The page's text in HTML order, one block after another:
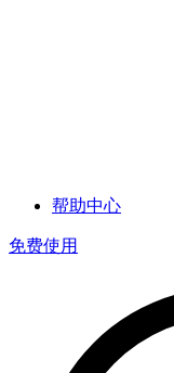
帮助中心
免费使用